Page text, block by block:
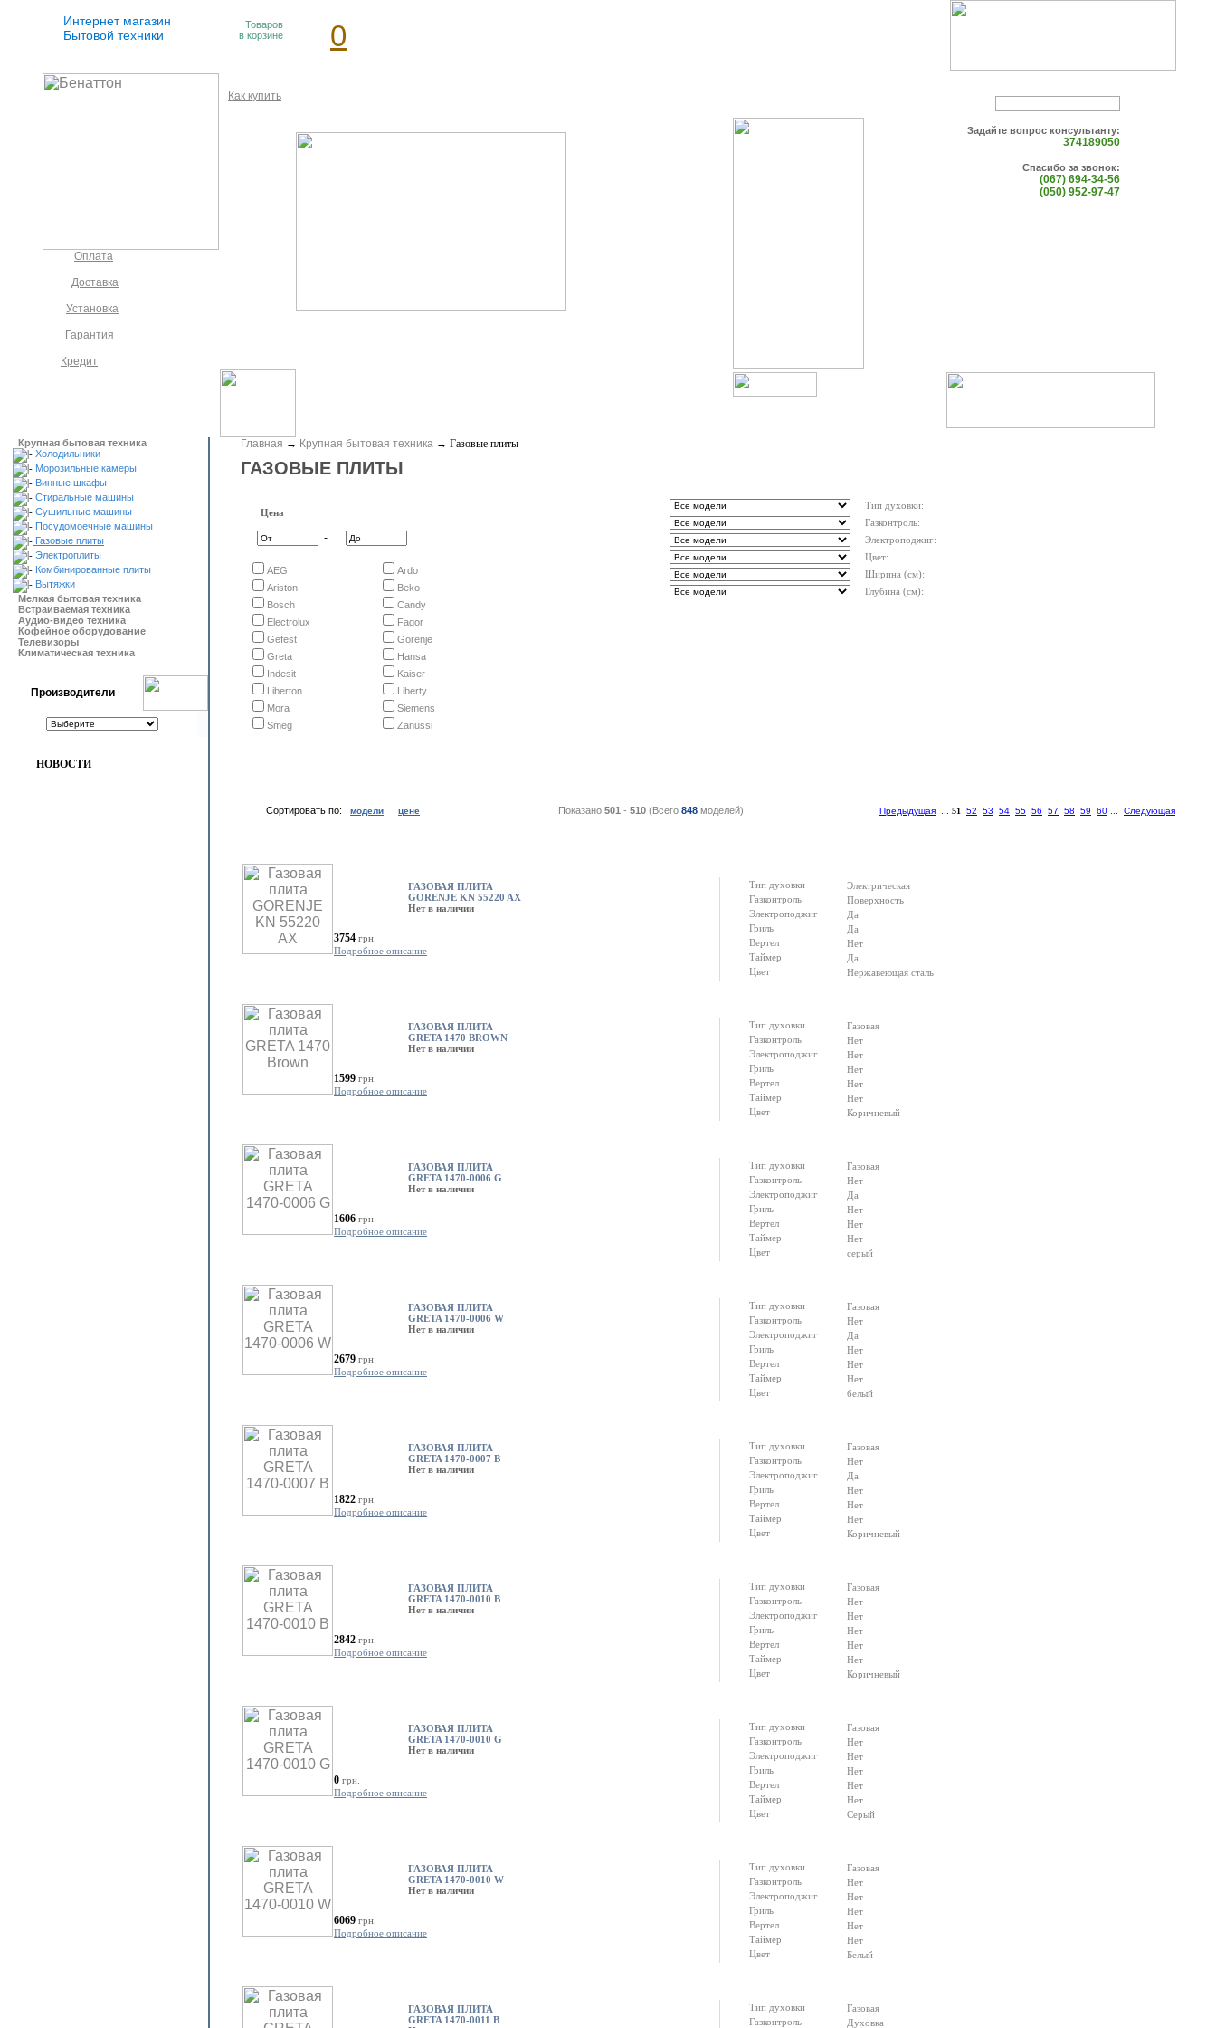
Интернет магазин
Бытовой техники
Товаров
в корзине
0
Как купить
Оплата
Доставка
Установка
Гарантия
Кредит
Задайте вопрос консультанту:
374189050
Спасибо за звонок:
(067) 694-34-56
(050) 952-97-47
Крупная бытовая техника
Холодильники
Морозильные камеры
Винные шкафы
Стиральные машины
Сушильные машины
Посудомоечные машины
Газовые плиты
Электроплиты
Комбинированные плиты
Вытяжки
Мелкая бытовая техника
Встраиваемая техника
Аудио-видео техника
Кофейное оборудование
Телевизоры
Климатическая техника
Производители
НОВОСТИ
Главная → Крупная бытовая техника → Газовые плиты
ГАЗОВЫЕ ПЛИТЫ
Цена
-
AEG
Ardo
Ariston
Beko
Bosch
Candy
Electrolux
Fagor
Gefest
Gorenje
Greta
Hansa
Indesit
Kaiser
Liberton
Liberty
Mora
Siemens
Smeg
Zanussi
Тип духовки:
Газконтроль:
Электроподжиг:
Цвет:
Ширина (см):
Глубина (см):
Сортировать по: модели цене Показано 501 - 510 (Всего 848 моделей) Предыдущая 51 52 53 54 55 56 57 58 59 60 Следующая
ГАЗОВАЯ ПЛИТА
GORENJE KN 55220 AX
Нет в наличии
Тип духовки
Электрическая
Газконтроль
Поверхность
Электроподжиг
Да
Гриль
Да
Вертел
Нет
Таймер
Да
Цвет
Нержавеющая сталь
3754 грн.
Подробное описание
ГАЗОВАЯ ПЛИТА
GRETA 1470 BROWN
Нет в наличии
Тип духовки
Газовая
Газконтроль
Нет
Электроподжиг
Нет
Гриль
Нет
Вертел
Нет
Таймер
Нет
Цвет
Коричневый
1599 грн.
Подробное описание
ГАЗОВАЯ ПЛИТА
GRETA 1470-0006 G
Нет в наличии
Тип духовки
Газовая
Газконтроль
Нет
Электроподжиг
Да
Гриль
Нет
Вертел
Нет
Таймер
Нет
Цвет
серый
1606 грн.
Подробное описание
ГАЗОВАЯ ПЛИТА
GRETA 1470-0006 W
Нет в наличии
Тип духовки
Газовая
Газконтроль
Нет
Электроподжиг
Да
Гриль
Нет
Вертел
Нет
Таймер
Нет
Цвет
белый
2679 грн.
Подробное описание
ГАЗОВАЯ ПЛИТА
GRETA 1470-0007 B
Нет в наличии
Тип духовки
Газовая
Газконтроль
Нет
Электроподжиг
Да
Гриль
Нет
Вертел
Нет
Таймер
Нет
Цвет
Коричневый
1822 грн.
Подробное описание
ГАЗОВАЯ ПЛИТА
GRETA 1470-0010 B
Нет в наличии
Тип духовки
Газовая
Газконтроль
Нет
Электроподжиг
Нет
Гриль
Нет
Вертел
Нет
Таймер
Нет
Цвет
Коричневый
2842 грн.
Подробное описание
ГАЗОВАЯ ПЛИТА
GRETA 1470-0010 G
Нет в наличии
Тип духовки
Газовая
Газконтроль
Нет
Электроподжиг
Нет
Гриль
Нет
Вертел
Нет
Таймер
Нет
Цвет
Серый
0 грн.
Подробное описание
ГАЗОВАЯ ПЛИТА
GRETA 1470-0010 W
Нет в наличии
Тип духовки
Газовая
Газконтроль
Нет
Электроподжиг
Нет
Гриль
Нет
Вертел
Нет
Таймер
Нет
Цвет
Белый
6069 грн.
Подробное описание
ГАЗОВАЯ ПЛИТА
GRETA 1470-0011 B
Тип духовки
Газовая
Газконтроль
Духовка